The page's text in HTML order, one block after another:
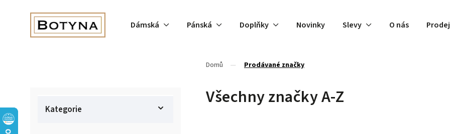
Dámská Pánská Doplňky Novinky Slevy O nás
Domů / Prodávané značky
Kategorie
Všechny značky A-Z